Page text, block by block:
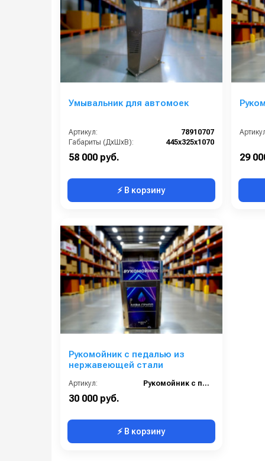
Умывальник для автомоек
Артикул:
78910707
Габариты (ДхШхВ):
445х325х1070
58 000 руб.
⚡ В корзину
29
Рукомойник с педалью из
нержавеющей стали
Артикул: Рукомойник с педалью из нержавеющей стали
30 000 руб.
⚡ В корзину